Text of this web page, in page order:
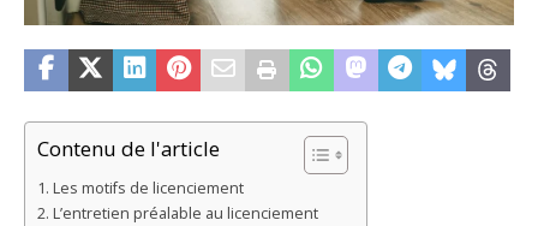
Contenu de l'article
Les motifs de licenciement
L’entretien préalable au licenciement